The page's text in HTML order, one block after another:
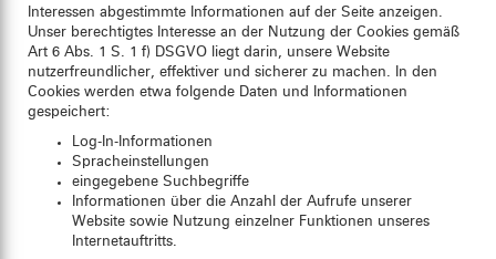
Interessen abgestimmte Informationen auf der Seite anzeigen.
Unser berechtigtes Interesse an der Nutzung der Cookies gemäß
Art 6 Abs. 1 S. 1 f) DSGVO liegt darin, unsere Website
nutzerfreundlicher, effektiver und sicherer zu machen. In den
Cookies werden etwa folgende Daten und Informationen
gespeichert:
Log-In-Informationen
Spracheinstellungen
eingegebene Suchbegriffe
Informationen über die Anzahl der Aufrufe unserer
Website sowie Nutzung einzelner Funktionen unseres
Internetauftritts.